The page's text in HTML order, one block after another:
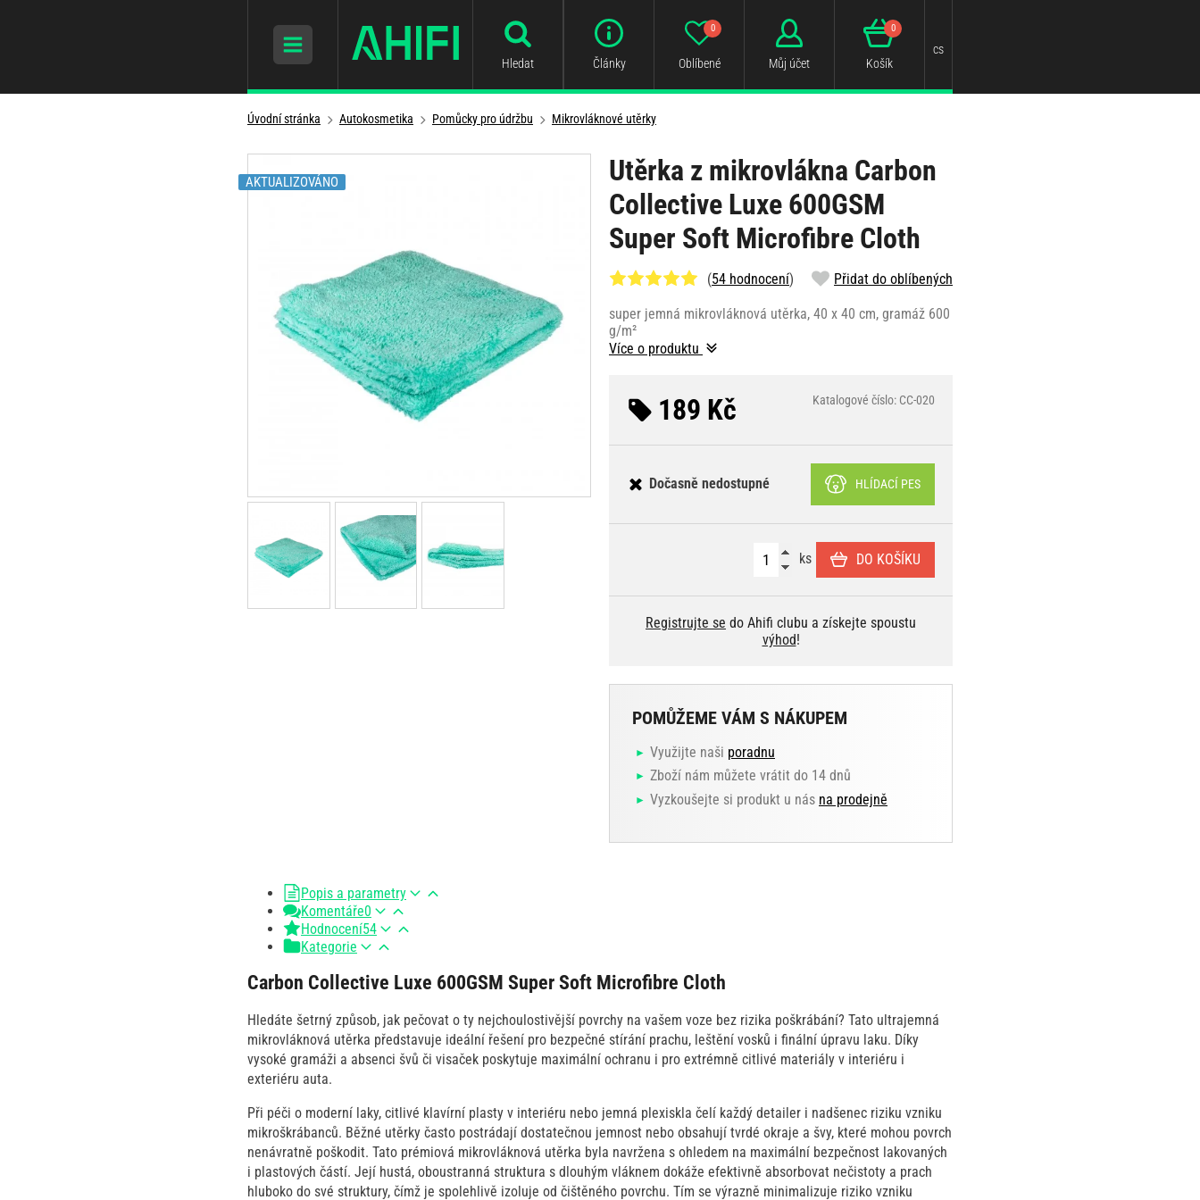
Hledat Články Oblíbené
0
Můj účet Košík
0
cs
Úvodní stránka Autokosmetika Pomůcky pro údržbu Mikrovláknové utěrky
Utěrka z mikrovlákna Carbon
Collective Luxe 600GSM
Super Soft Microfibre Cloth
(54 hodnocení) Přidat do oblíbených
super jemná mikrovláknová utěrka, 40 x 40 cm, gramáž 600
g/m²
Více o produktu
189 Kč Katalogové číslo: CC-020
Dočasně nedostupné HLÍDACÍ PES
ks DO KOŠÍKU
Registrujte se do Ahifi clubu a získejte spoustu
výhod!
POMŮŽEME VÁM S NÁKUPEM
Využijte naši poradnu
Zboží nám můžete vrátit do 14 dnů
Vyzkoušejte si produkt u nás na prodejně
AKTUALIZOVÁNO
Popis a parametry
Komentáře0
Hodnocení54
Kategorie
Carbon Collective Luxe 600GSM Super Soft Microfibre Cloth
Hledáte šetrný způsob, jak pečovat o ty nejchoulostivější povrchy na vašem voze bez rizika poškrábání? Tato ultrajemná
mikrovláknová utěrka představuje ideální řešení pro bezpečné stírání prachu, leštění vosků i finální úpravu laku. Díky
vysoké gramáži a absenci švů či visaček poskytuje maximální ochranu i pro extrémně citlivé materiály v interiéru i
exteriéru auta.
Při péči o moderní laky, citlivé klavírní plasty v interiéru nebo jemná plexiskla čelí každý detailer i nadšenec riziku vzniku
mikroškrábanců. Běžné utěrky často postrádají dostatečnou jemnost nebo obsahují tvrdé okraje a švy, které mohou povrch
nenávratně poškodit. Tato prémiová mikrovláknová utěrka byla navržena s ohledem na maximální bezpečnost lakovaných
i plastových částí. Její hustá, oboustranná struktura s dlouhým vláknem dokáže efektivně absorbovat nečistoty a prach
hluboko do své struktury, čímž je spolehlivě izoluje od čištěného povrchu. Tím se výrazně minimalizuje riziko vzniku